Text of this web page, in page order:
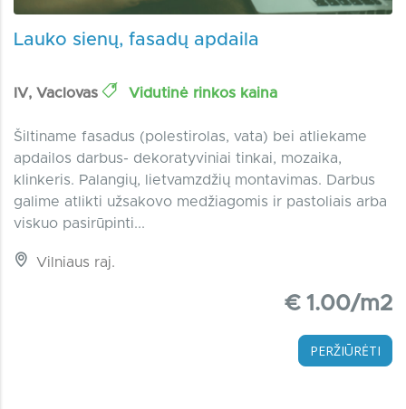
Lauko sienų, fasadų apdaila
IV, Vaclovas Vidutinė rinkos kaina
Šiltiname fasadus (polestirolas, vata) bei atliekame
apdailos darbus- dekoratyviniai tinkai, mozaika,
klinkeris. Palangių, lietvamzdžių montavimas. Darbus
galime atlikti užsakovo medžiagomis ir pastoliais arba
viskuo pasirūpinti...
Vilniaus raj.
€ 1.00/m2
PERŽIŪRĖTI